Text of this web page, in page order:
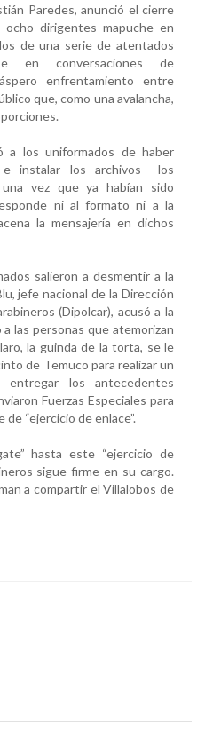
Paredes, anunció el cierre
dirigentes mapuche en
de una serie de atentados
en conversaciones de
enfrentamiento entre
que, como una avalancha,
a los uniformados de haber
e instalar los archivos –los
vez que ya habían sido
ni al formato ni a la
la mensajería en dichos
salieron a desmentir a la
jefe nacional de la Dirección
(Dipolcar), acusó a la
las personas que atemorizan
la guinda de la torta, se le
de Temuco para realizar un
entregar los antecedentes
Fuerzas Especiales para
“ejercicio de enlace”.
hasta este “ejercicio de
sigue firme en su cargo.
a compartir el Villalobos de